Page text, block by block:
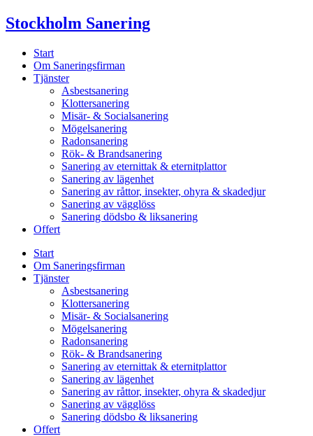
Skip
to
Stockholm Sanering
Start
Om Saneringsfirman
Tjänster
Asbestsanering
Klottersanering
Misär- & Socialsanering
Mögelsanering
Radonsanering
Rök- & Brandsanering
Sanering av eternittak & eternitplattor
Sanering av lägenhet
Sanering av råttor, insekter, ohyra & skadedjur
Sanering av vägglöss
Sanering dödsbo & liksanering
Offert
Start
Om Saneringsfirman
Tjänster
Asbestsanering
Klottersanering
Misär- & Socialsanering
Mögelsanering
Radonsanering
Rök- & Brandsanering
Sanering av eternittak & eternitplattor
Sanering av lägenhet
Sanering av råttor, insekter, ohyra & skadedjur
Sanering av vägglöss
Sanering dödsbo & liksanering
Offert